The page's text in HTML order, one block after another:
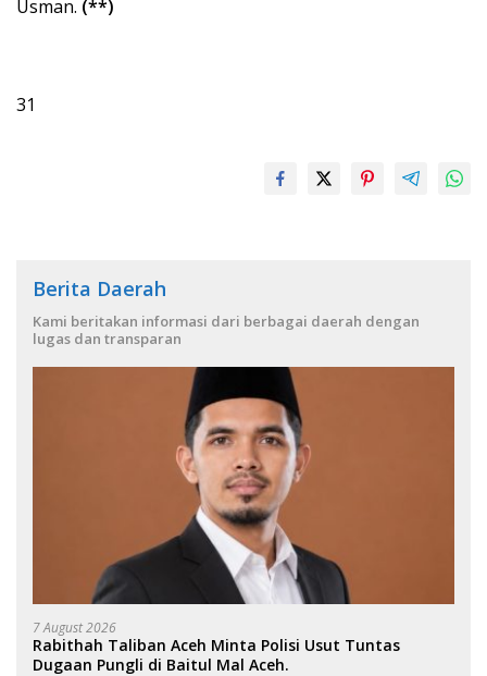
Usman. (**)
31
Berita Daerah
Kami beritakan informasi dari berbagai daerah dengan
lugas dan transparan
7 August 2026
Rabithah Taliban Aceh Minta Polisi Usut Tuntas
Dugaan Pungli di Baitul Mal Aceh.